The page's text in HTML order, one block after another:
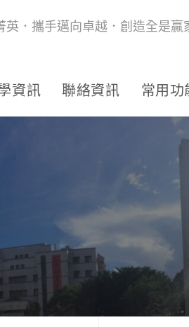
英．攜手邁向卓越．創造全是贏
資訊 聯絡資訊 常用功